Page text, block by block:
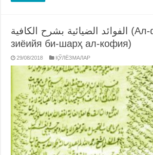
الفوائد الضيائية بشرح الكافية (Ал-фавоид аз-
зиёийя би-шарҳ ал-кофия)
29/08/2018 ҚЎЛЁЗМАЛАР